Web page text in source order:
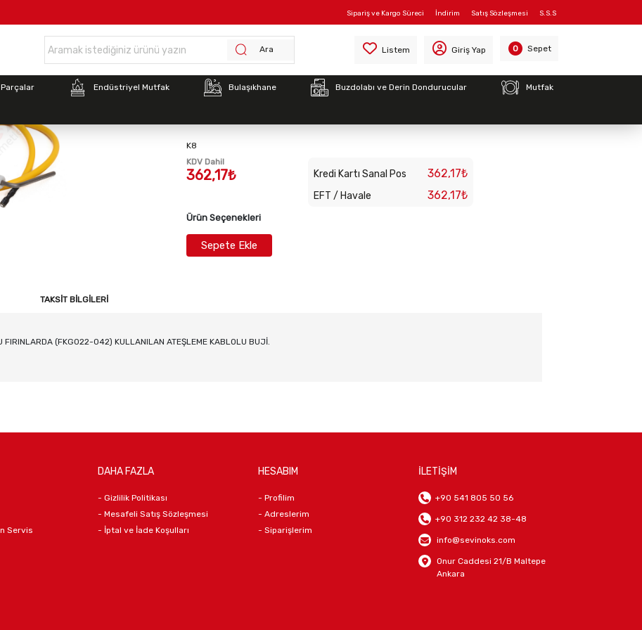
S.S.S
Satış Sözleşmesi
İndirim
Sipariş ve Kargo Süreci
Ara Listem Giriş Yap 0 Sepet
Endüstriyel Mutfak Bulaşıkhane Buzdolabı ve Derin Dondurucular Mutfak
Stok Kodu:2011080104
İnoksan Konveksiyonlu Fırın Ateşleme Bujisi
K8
KDV Dahil
362,17₺ Kredi Kartı Sanal Pos 362,17₺
EFT / Havale 362,17₺
Ürün Seçenekleri
Sepete Ekle
TAKSIT BILGILERI
FIRINLARDA (FKG022-042) KULLANILAN ATEŞLEME KABLOLU BUJİ.
Servis
DAHA FAZLA
- Gizlilik Politikası
- Mesafeli Satış Sözleşmesi
- İptal ve İade Koşulları
HESABIM
- Profilim
- Adreslerim
- Siparişlerim
İLETİŞİM
+90 541 805 50 56
+90 312 232 42 38-48
info@sevinoks.com
Onur Caddesi 21/B Maltepe
Ankara